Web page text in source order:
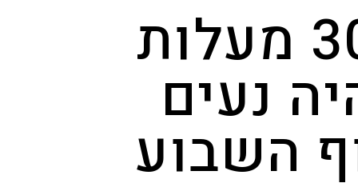
התחזית: מעל 30 מעלות
נעים
השבוע